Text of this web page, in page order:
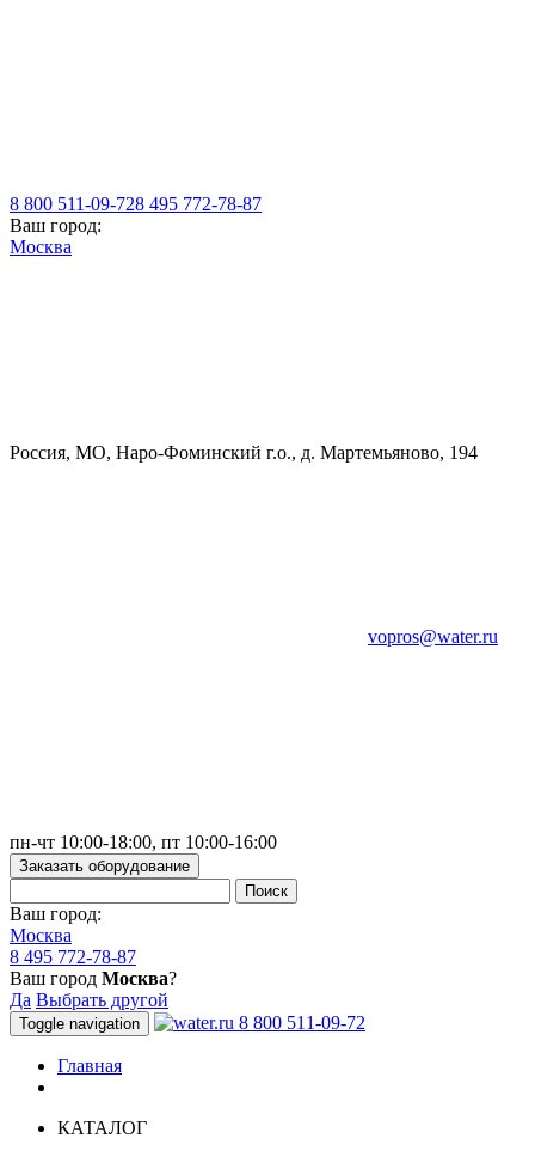
8 800 511-09-728 495 772-78-87
Ваш город:
Москва
Россия, МO, Наро-Фоминский г.о., д. Мартемьяново, 194
vopros@water.ru
пн-чт 10:00-18:00, пт 10:00-16:00
Заказать оборудование
Ваш город:
Москва
8 495 772-78-87
Ваш город Москва?
Да Выбрать другой
Toggle navigation 8 800 511-09-72
Главная
КАТАЛОГ